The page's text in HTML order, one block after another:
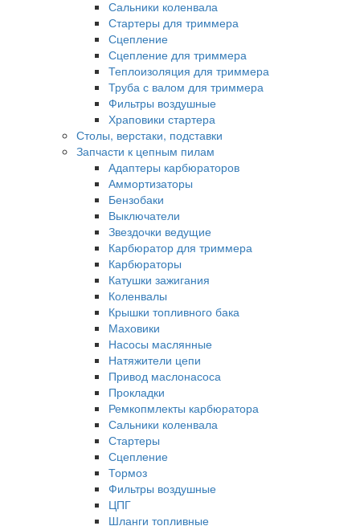
Сальники коленвала
Стартеры для триммера
Сцепление
Сцепление для триммера
Теплоизоляция для триммера
Труба с валом для триммера
Фильтры воздушные
Храповики стартера
Столы, верстаки, подставки
Запчасти к цепным пилам
Адаптеры карбюраторов
Аммортизаторы
Бензобаки
Выключатели
Звездочки ведущие
Карбюратор для триммера
Карбюраторы
Катушки зажигания
Коленвалы
Крышки топливного бака
Маховики
Насосы маслянные
Натяжители цепи
Привод маслонасоса
Прокладки
Ремкопмлекты карбюратора
Сальники коленвала
Стартеры
Сцепление
Тормоз
Фильтры воздушные
ЦПГ
Шланги топливные